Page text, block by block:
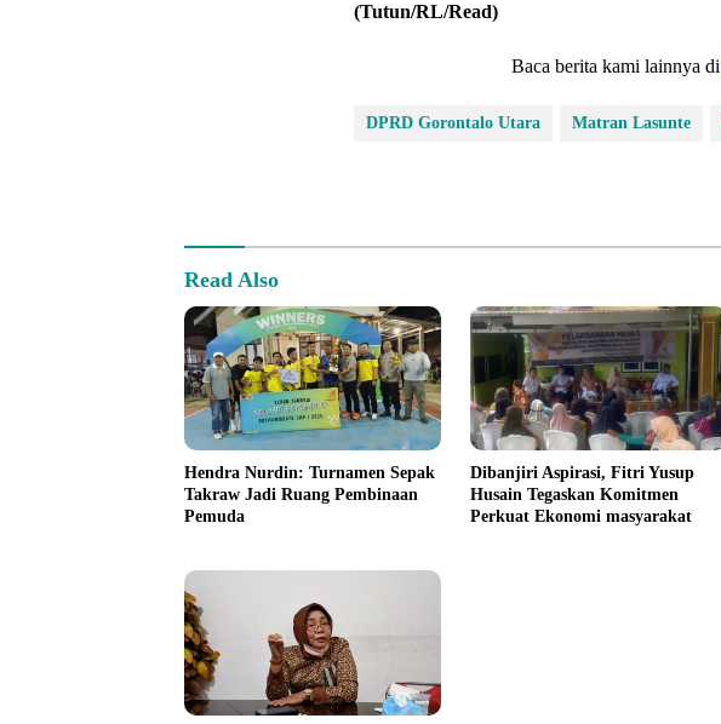
(Tutun/RL/Read)
Baca berita kami lainnya di
DPRD Gorontalo Utara Matran Lasunte
Read Also
Hendra Nurdin: Turnamen Sepak
Takraw Jadi Ruang Pembinaan
Pemuda
Dibanjiri Aspirasi, Fitri Yusup
Husain Tegaskan Komitmen
Perkuat Ekonomi masyarakat